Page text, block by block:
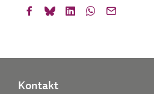
Kontakt